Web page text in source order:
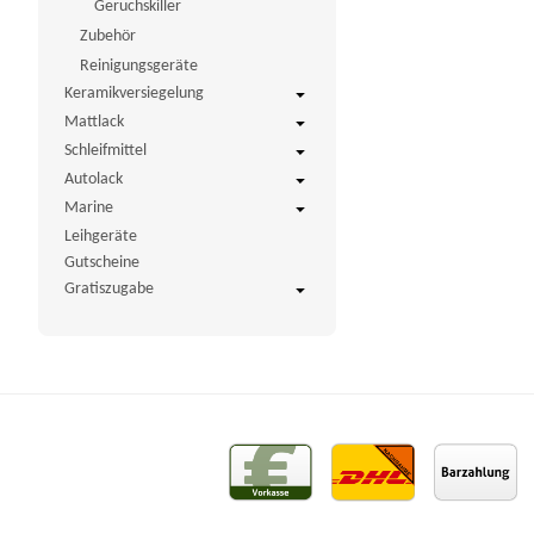
Geruchskiller
Zubehör
Reinigungsgeräte
Keramikversiegelung
Mattlack
Schleifmittel
Autolack
Marine
Leihgeräte
Gutscheine
Gratiszugabe